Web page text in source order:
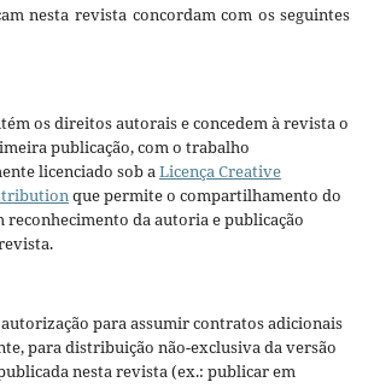
nesta revista concordam com os seguintes
os direitos autorais e concedem à revista o
publicação, com o trabalho
licenciado sob aLicença Creative
que permite o compartilhamento do
reconhecimento da autoria e publicação
para assumir contratos adicionais
para distribuição não-exclusiva da versão
nesta revista (ex.: publicar em